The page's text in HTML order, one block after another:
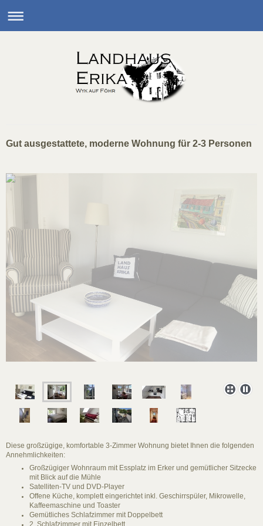
Gut ausgestattete, moderne Wohnung für 2-3 Personen
Diese großzügige, komfortable 3-Zimmer Wohnung bietet Ihnen die folgenden
Annehmlichkeiten:
Großzügiger Wohnraum mit Essplatz im Erker und gemütlicher Sitzecke
mit Blick auf die Mühle
Satelliten-TV und DVD-Player
Offene Küche, komplett eingerichtet inkl. Geschirrspüler, Mikrowelle,
Kaffeemaschine und Toaster
Gemütliches Schlafzimmer mit Doppelbett
2. Schlafzimmer mit Einzelbett